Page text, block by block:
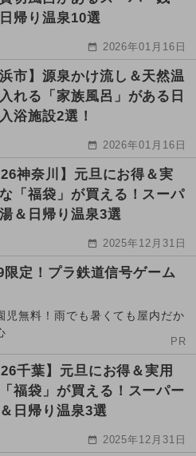
帰り温泉10選
2026年01月16日
浜市】源泉かけ流し＆天然温
れる「家族風呂」がある日
浴施設2選！
2026年01月16日
神奈川】元旦にお得＆実
「福袋」が買える！スーパ
＆日帰り温泉3選
2025年12月31日
限定！プラ鉄道信号ゲーム
児無料！雨でも暑くても屋内だか
PR
千葉】元旦にお得＆実用
福袋」が買える！スーパー
日帰り温泉3選
2025年12月31日